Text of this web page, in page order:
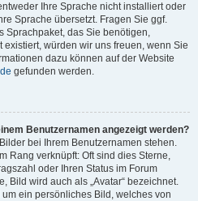
Ihre Sprache nicht installiert oder
Sprache übersetzt. Fragen Sie ggf.
Sprachpaket, das Sie benötigen,
würden wir uns freuen, wenn Sie
dazu können auf der Website
gefunden werden.
Benutzernamen angezeigt werden?
bei Ihrem Benutzernamen stehen.
Rang verknüpft: Oft sind dies Sterne,
oder Ihren Status im Forum
Bild wird auch als „Avatar“ bezeichnet.
ein persönliches Bild, welches von